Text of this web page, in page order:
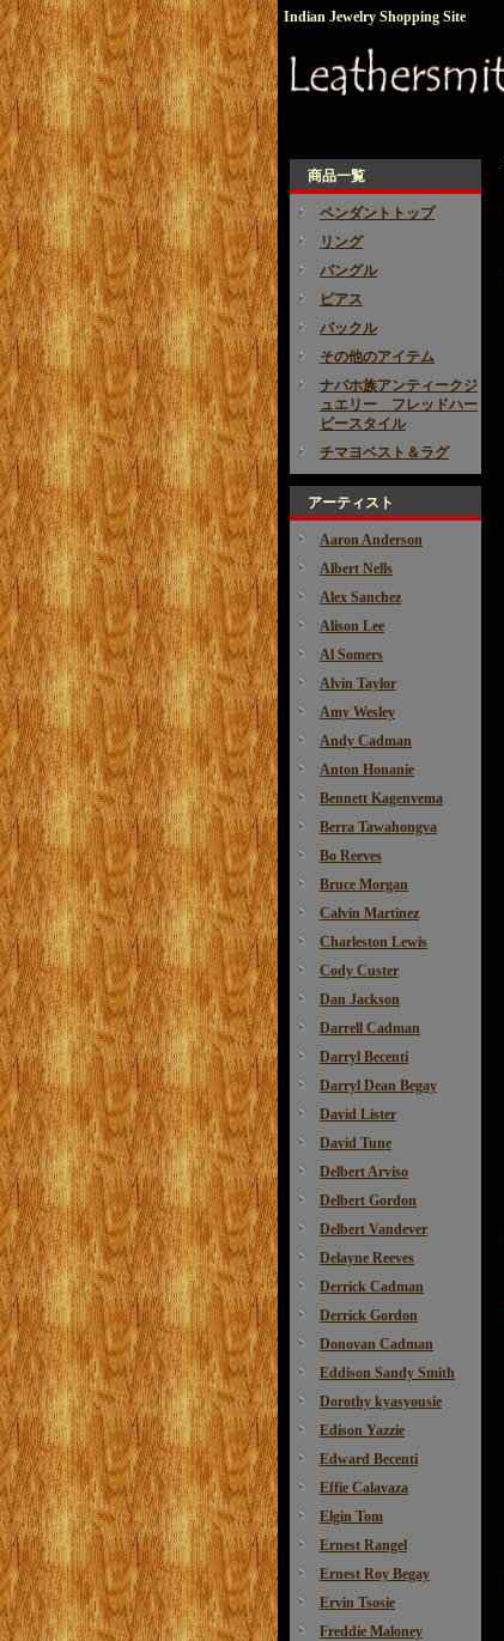
Indian Jewelry Shopping Site
商品一覧
ペンダントトップ
リング
バングル
ピアス
バックル
その他のアイテム
ナバホ族アンティークジ
ュエリー フレッドハー
ビースタイル
チマヨベスト＆ラグ
アーティスト
Aaron Anderson
Albert Nells
Alex Sanchez
Alison Lee
Al Somers
Alvin Taylor
Amy Wesley
Andy Cadman
Anton Honanie
Bennett Kagenvema
Berra Tawahongva
Bo Reeves
Bruce Morgan
Calvin Martinez
Charleston Lewis
Cody Custer
Dan Jackson
Darrell Cadman
Darryl Becenti
Darryl Dean Begay
David Lister
David Tune
Delbert Arviso
Delbert Gordon
Delbert Vandever
Delayne Reeves
Derrick Cadman
Derrick Gordon
Donovan Cadman
Eddison Sandy Smith
Dorothy kyasyousie
Edison Yazzie
Edward Becenti
Effie Calavaza
Elgin Tom
Ernest Rangel
Ernest Roy Begay
Ervin Tsosie
Freddie Maloney